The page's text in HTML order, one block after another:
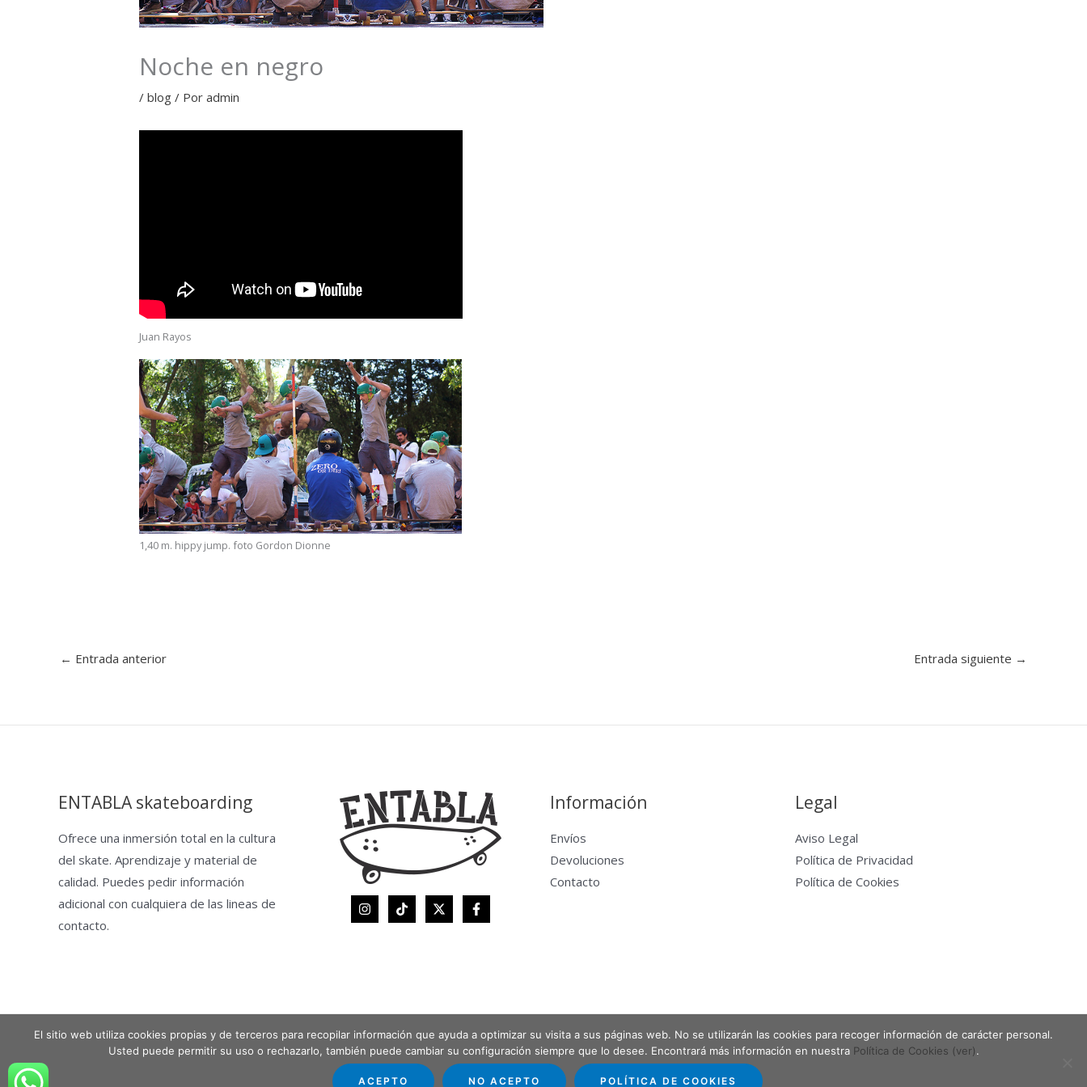
Noche en negro
/blog / Poradmin
Juan Rayos
1,40 m. hippy jump. foto Gordon Dionne
← Entrada anterior Entrada siguiente →
ENTABLA skateboarding
Ofrece una inmersión total en la cultura
del skate. Aprendizaje y material de
calidad. Puedes pedir información
adicional con cualquiera de las lineas de
contacto.
Información
Envíos
Devoluciones
Contacto
Legal
Aviso Legal
Política de Privacidad
Política de Cookies
Copyright © 2026 Entabla Clases de skate en Madrid Powered by Entabla Clases de skate en Madrid
El sitio web utiliza cookies propias y de terceros para recopilar información que ayuda a optimizar su visita a sus páginas web. No se utilizarán las cookies para recoger información de carácter personal.
Usted puede permitir su uso o rechazarlo, también puede cambiar su configuración siempre que lo desee. Encontrará más información en nuestra Política de Cookies (ver).
ACEPTO NO ACEPTO POLÍTICA DE COOKIES